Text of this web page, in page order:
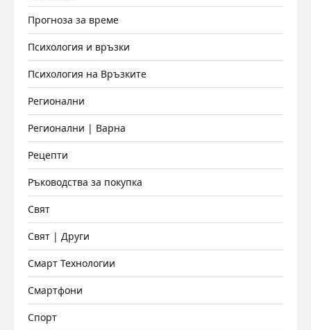
Прогноза за време
Психология и връзки
Психология на Връзките
Регионални
Регионални | Варна
Рецепти
Ръководства за покупка
Свят
Свят | Други
Смарт Технологии
Смартфони
Спорт